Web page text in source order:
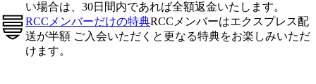
い場合は、30日間内であれば全額返金いたします。
RCCメンバーだけの特典RCCメンバーはエクスプレス配
送が半額 ご入会いただくと更なる特典をお楽しみいただ
けます。